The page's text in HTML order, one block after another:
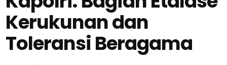
Kerukunan dan
Toleransi Beragama